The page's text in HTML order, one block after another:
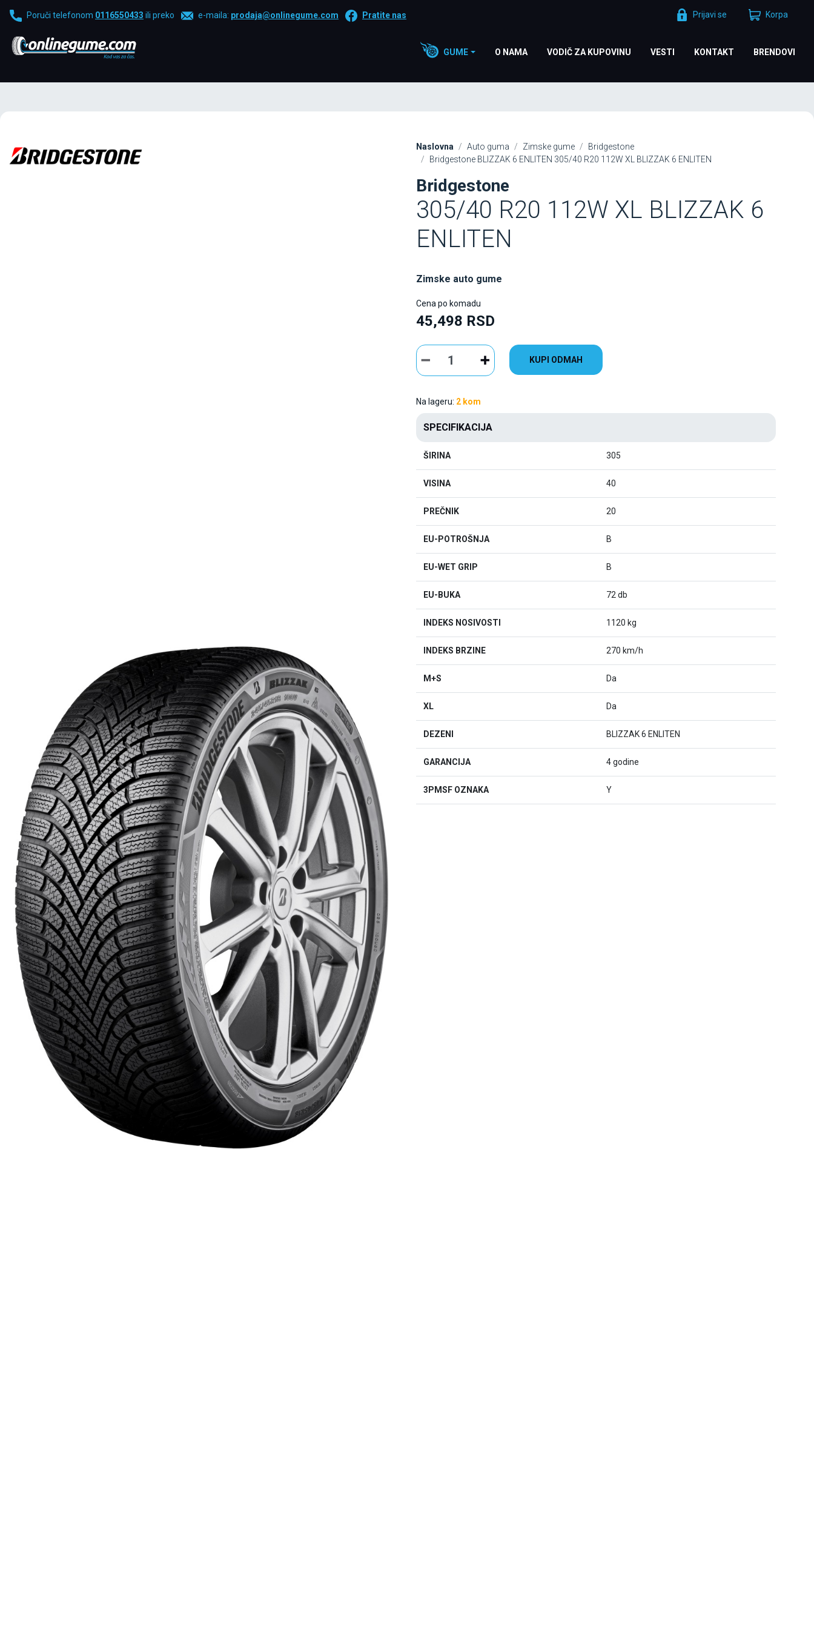
Poruči telefonom 0116550433 ili preko e-maila: prodaja@onlinegume.com Pratite nas Prijavi se Korpa
GUME O NAMA VODIČ ZA KUPOVINU VESTI KONTAKT BRENDOVI
Naslovna Auto guma Zimske gume
Bridgestone
Bridgestone BLIZZAK 6 ENLITEN 305/40 R20 112W XL BLIZZAK 6 ENLITEN
Bridgestone
305/40 R20 112W XL BLIZZAK 6
ENLITEN
Zimske auto gume
Cena po komadu
45,498 RSD
KUPI ODMAH
Na lageru: 2 kom
SPECIFIKACIJA
ŠIRINA 305
VISINA 40
PREČNIK 20
EU-POTROŠNJA B
EU-WET GRIP B
EU-BUKA 72 db
INDEKS NOSIVOSTI 1120 kg
INDEKS BRZINE 270 km/h
M+S Da
XL Da
DEZENI BLIZZAK 6 ENLITEN
GARANCIJA 4 godine
3PMSF OZNAKA Y